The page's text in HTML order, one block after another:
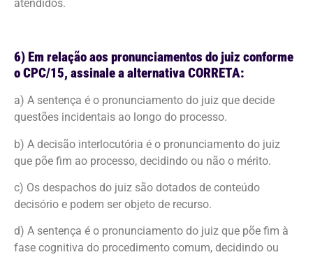
atendidos.
6) Em relação aos pronunciamentos do juiz conforme
o CPC/15, assinale a alternativa CORRETA:
a) A sentença é o pronunciamento do juiz que decide
questões incidentais ao longo do processo.
b) A decisão interlocutória é o pronunciamento do juiz
que põe fim ao processo, decidindo ou não o mérito.
c) Os despachos do juiz são dotados de conteúdo
decisório e podem ser objeto de recurso.
d) A sentença é o pronunciamento do juiz que põe fim à
fase cognitiva do procedimento comum, decidindo ou